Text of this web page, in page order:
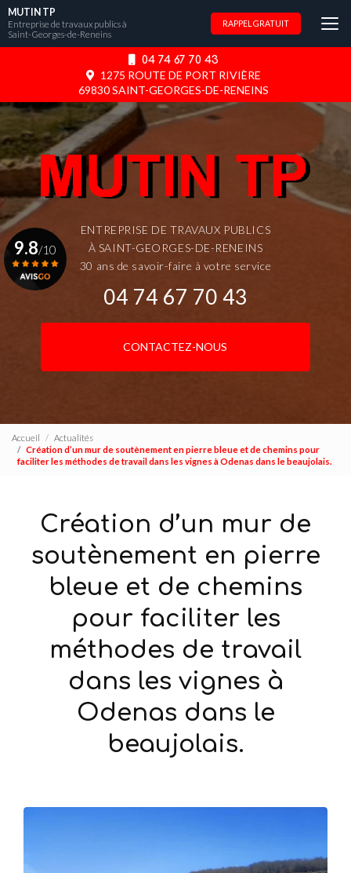
Aller
au
contenu
04 74 67 70 43
1275 ROUTE DE PORT RIVIÈRE
69830 SAINT-GEORGES-DE-RENEINS
MUTIN TP
Entreprise de travaux publics à
Saint-Georges-de-Reneins
RAPPEL GRATUIT
ENTREPRISE DE TRAVAUX PUBLICS
À SAINT-GEORGES-DE-RENEINS
30 ans de savoir-faire à votre service
04 74 67 70 43
CONTACTEZ-NOUS
9.8/10
Accueil
Actualités
Création d’un mur de soutènement en pierre bleue et de chemins pour
faciliter les méthodes de travail dans les vignes à Odenas dans le beaujolais.
Création d’un mur de
soutènement en pierre
bleue et de chemins
pour faciliter les
méthodes de travail
dans les vignes à
Odenas dans le
beaujolais.